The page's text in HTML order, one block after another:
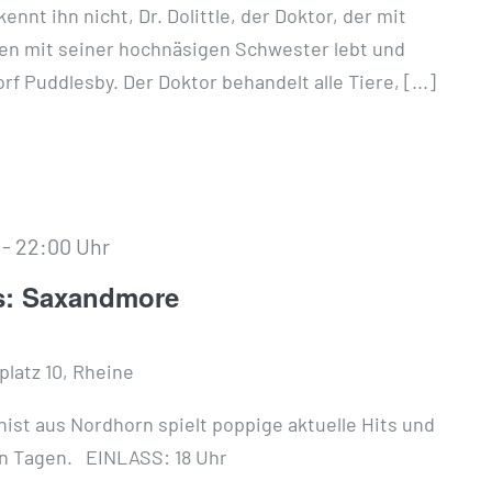
ihn nicht, Dr. Dolittle, der Doktor, der mit
mit seiner hochnäsigen Schwester lebt und
Puddlesby. Der Doktor behandelt alle Tiere, [...]
Saxandmore
22:00 Uhr
10, Rheine
aus Nordhorn spielt poppige aktuelle Hits und
Tagen. EINLASS: 18 Uhr